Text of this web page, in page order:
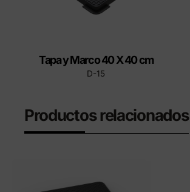
Tapa y Marco 40 X 40 cm
D-15
Productos relacionados